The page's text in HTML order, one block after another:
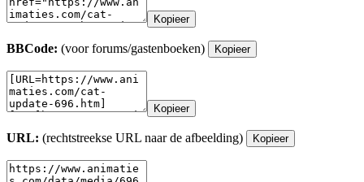
Kopieer
BBCode: (voor forums/gastenboeken) Kopieer
Kopieer
URL: (rechtstreekse URL naar de afbeelding) Kopieer